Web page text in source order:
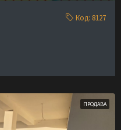
Код: 8127
ПРОДАВА